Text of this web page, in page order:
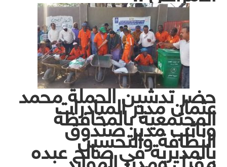
حضر تدشين الحملة محمد
عثمان مدير المبادرات
المجتمعية بالمخافظة
ونائب مدير صندوق
النظافة والتحسين
بالمديرية في صالح عبده